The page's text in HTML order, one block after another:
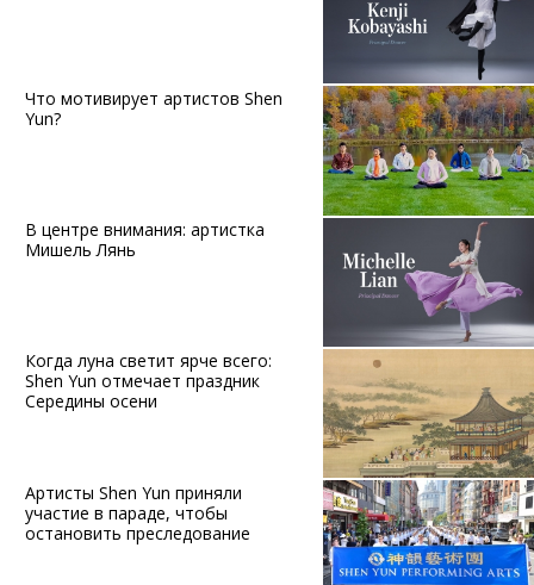
Что мотивирует артистов Shen
Yun?
В центре внимания: артистка
Мишель Лянь
Когда луна светит ярче всего:
Shen Yun отмечает праздник
Середины осени
Артисты Shen Yun приняли
участие в параде, чтобы
остановить преследование